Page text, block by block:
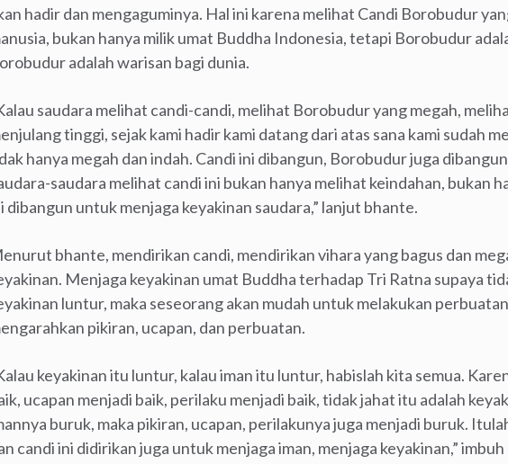
hadir dan mengaguminya. Hal ini karena melihat Candi Borobudur
bukan hanya milik umat Buddha Indonesia, tetapi Borobudur
adalah warisan bagi dunia.
saudara melihat candi-candi, melihat Borobudur yang megah,
tinggi, sejak kami hadir kami datang dari atas sana kami sudah
hanya megah dan indah. Candi ini dibangun, Borobudur juga
saudara melihat candi ini bukan hanya melihat keindahan, bukan
dibangun untuk menjaga keyakinan saudara,” lanjut bhante.
bhante, mendirikan candi, mendirikan vihara yang bagus dan
Menjaga keyakinan umat Buddha terhadap Tri Ratna supaya
luntur, maka seseorang akan mudah untuk melakukan
pikiran, ucapan, dan perbuatan.
keyakinan itu luntur, kalau iman itu luntur, habislah kita semua.
ucapan menjadi baik, perilaku menjadi baik, tidak jahat itu adalah
buruk, maka pikiran, ucapan, perilakunya juga menjadi buruk.
candi ini didirikan juga untuk menjaga iman, menjaga keyakinan,”